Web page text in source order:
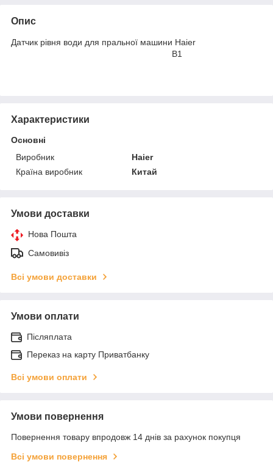
Опис
Датчик рівня води для пральної машини Haier
B1
Характеристики
Основні
Виробник
Haier
Країна виробник
Китай
Умови доставки
Нова Пошта
Самовивіз
Всі умови доставки
Умови оплати
Післяплата
Переказ на карту Приватбанку
Всі умови оплати
Умови повернення
Повернення товару впродовж 14 днів за рахунок покупця
Всі умови повернення